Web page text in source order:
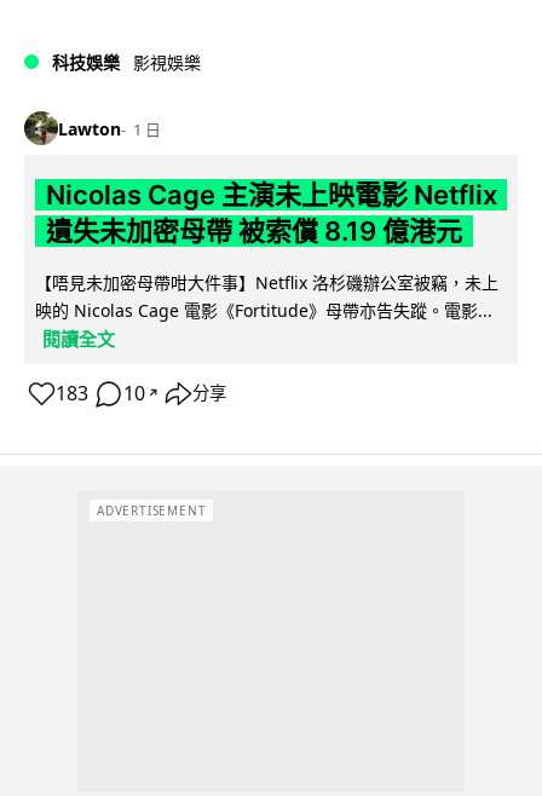
科技娛樂 影視娛樂
Lawton 1 日
Nicolas Cage 主演未上映電影 Netflix
遺失未加密母帶 被索償 8.19 億港元
【唔見未加密母帶咁大件事】Netflix 洛杉磯辦公室被竊，未上
映的 Nicolas Cage 電影《Fortitude》母帶亦告失蹤。電影...
閱讀全文
183 10 ↗ 分享
ADVERTISEMENT